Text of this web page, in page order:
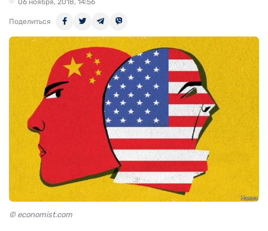
06 ноября, 2018, 14:56
Поделиться
© economist.com